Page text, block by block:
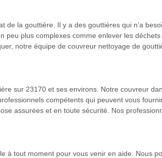
de la gouttière. Il y a des gouttières qui n’a
plus complexes comme enlever les
notre équipe de couvreur nettoyage de
sur 23170 et ses environs. Notre couvreur
compétents qui peuvent vous
assurées et en toute sécurité. Nos
à tout moment pour vous venir en aide. Nous